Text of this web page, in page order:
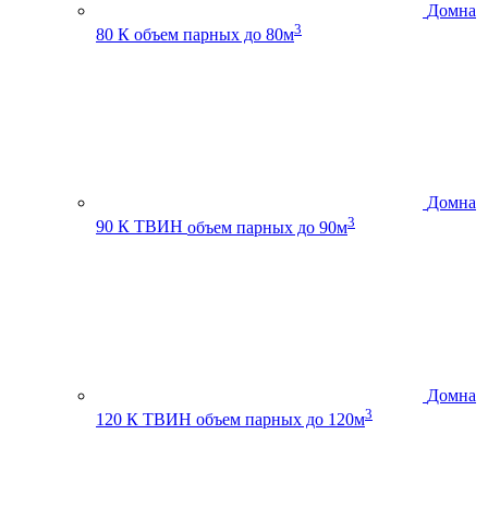
Домна
80 К объем парных до 80м3
Домна
90 К ТВИН объем парных до 90м3
Домна
120 К ТВИН объем парных до 120м3